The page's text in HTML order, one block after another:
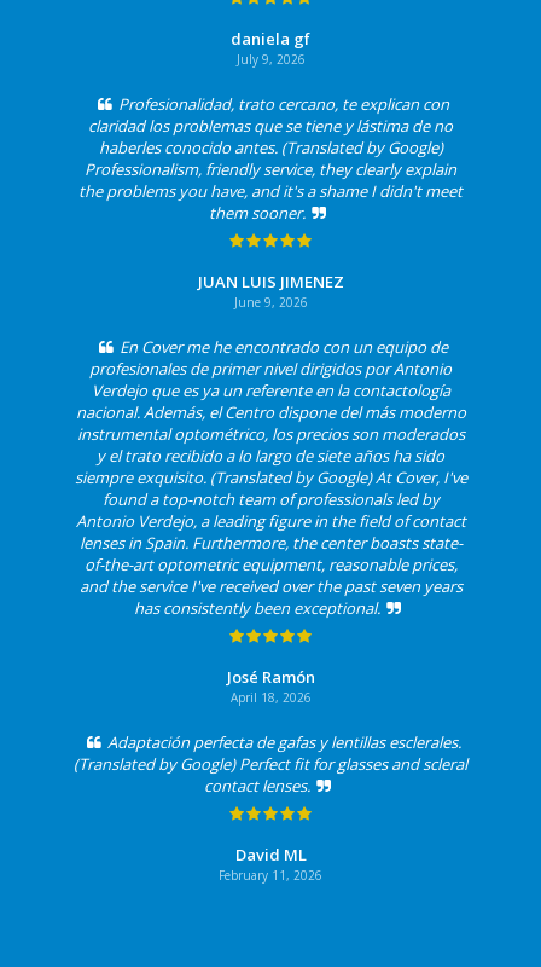
daniela gf
July 9, 2026
Profesionalidad, trato cercano, te explican con
claridad los problemas que se tiene y lástima de no
haberles conocido antes. (Translated by Google)
Professionalism, friendly service, they clearly explain
the problems you have, and it's a shame I didn't meet
them sooner.
JUAN LUIS JIMENEZ
June 9, 2026
En Cover me he encontrado con un equipo de
profesionales de primer nivel dirigidos por Antonio
Verdejo que es ya un referente en la contactología
nacional. Además, el Centro dispone del más moderno
instrumental optométrico, los precios son moderados
y el trato recibido a lo largo de siete años ha sido
siempre exquisito. (Translated by Google) At Cover, I've
found a top-notch team of professionals led by
Antonio Verdejo, a leading figure in the field of contact
lenses in Spain. Furthermore, the center boasts state-
of-the-art optometric equipment, reasonable prices,
and the service I've received over the past seven years
has consistently been exceptional.
José Ramón
April 18, 2026
Adaptación perfecta de gafas y lentillas esclerales.
(Translated by Google) Perfect fit for glasses and scleral
contact lenses.
David ML
February 11, 2026